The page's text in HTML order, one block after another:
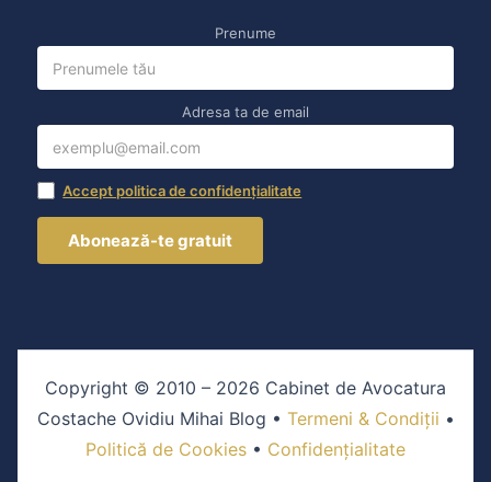
Prenume
Adresa ta de email
Accept politica de confidențialitate
Copyright © 2010 – 2026 Cabinet de Avocatura
Costache Ovidiu Mihai Blog • Termeni & Condiții •
Politică de Cookies • Confidențialitate